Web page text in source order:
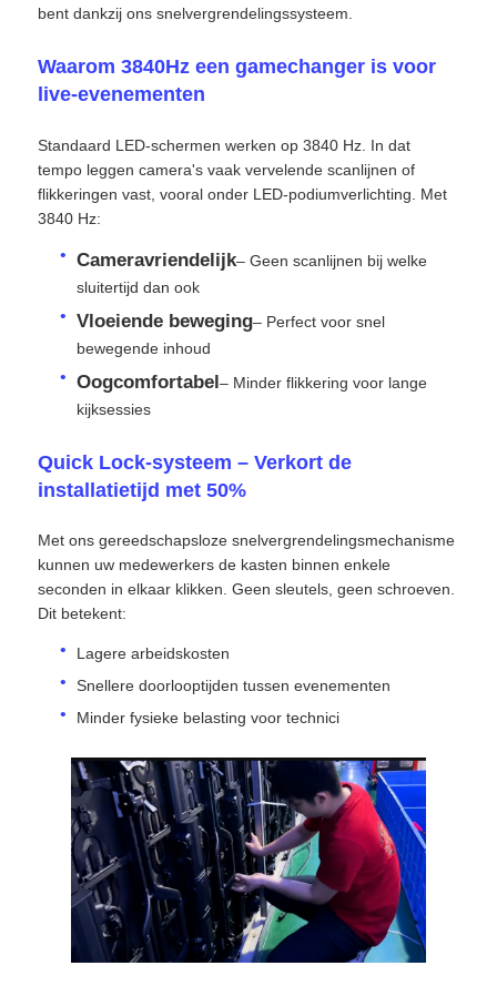
Producten
Video's
VR -show
Over Ons
Fabriekstour
Kwaliteitscontrole
Neem contact met ons op
Nieuws
bent dankzij ons snelvergrendelingssysteem.
Waarom 3840Hz een gamechanger is voor
live-evenementen
Standaard LED-schermen werken op 3840 Hz. In dat
tempo leggen camera's vaak vervelende scanlijnen of
flikkeringen vast, vooral onder LED-podiumverlichting. Met
3840 Hz:
Cameravriendelijk– Geen scanlijnen bij welke
sluitertijd dan ook
Vloeiende beweging– Perfect voor snel
bewegende inhoud
Oogcomfortabel– Minder flikkering voor lange
kijksessies
Quick Lock-systeem – Verkort de
installatietijd met 50%
Met ons gereedschapsloze snelvergrendelingsmechanisme
kunnen uw medewerkers de kasten binnen enkele
seconden in elkaar klikken. Geen sleutels, geen schroeven.
Dit betekent:
Lagere arbeidskosten
Snellere doorlooptijden tussen evenementen
Minder fysieke belasting voor technici